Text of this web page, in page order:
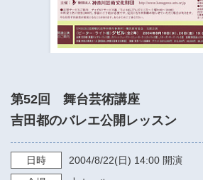
第52回 舞台芸術講座
吉田都のバレエ公開レッスン
日時 2004/8/22(日) 14:00 開演